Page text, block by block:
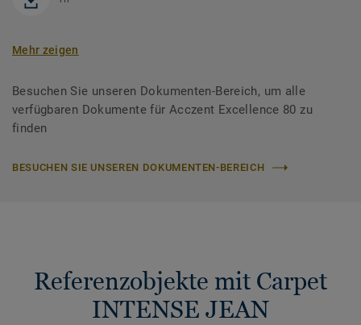
Mehr zeigen
Besuchen Sie unseren Dokumenten-Bereich, um alle
verfügbaren Dokumente für Acczent Excellence 80 zu
finden
BESUCHEN SIE UNSEREN DOKUMENTEN-BEREICH
Referenzobjekte mit Carpet
INTENSE JEAN